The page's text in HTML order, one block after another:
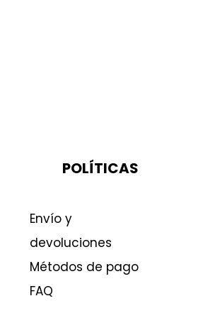
POLÍTICAS
Envío y
devoluciones
Métodos de pago
FAQ